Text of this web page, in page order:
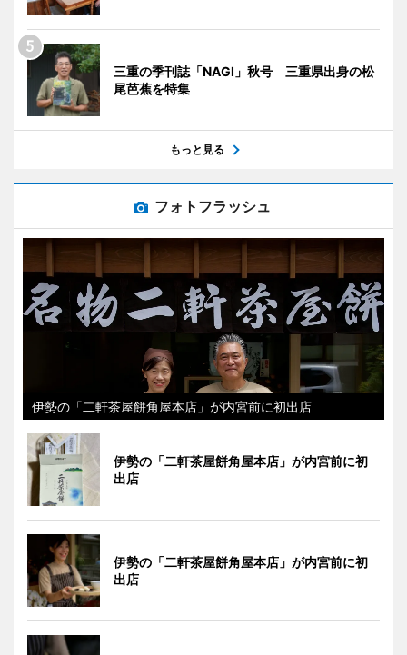
三重の季刊誌「NAGI」秋号 三重県出身の松
尾芭蕉を特集
もっと見る
フォトフラッシュ
伊勢の「二軒茶屋餅角屋本店」が内宮前に初出店
伊勢の「二軒茶屋餅角屋本店」が内宮前に初
出店
伊勢の「二軒茶屋餅角屋本店」が内宮前に初
出店